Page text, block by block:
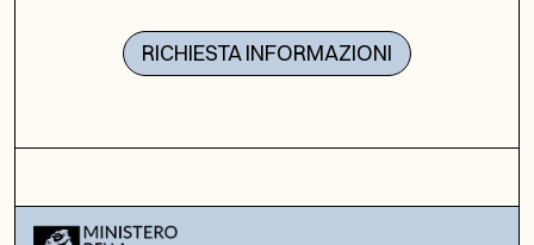
RICHIESTA INFORMAZIONI